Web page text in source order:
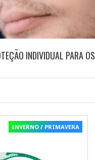
INDIVIDUAL PARA
INVERNO / PRIMAVERA